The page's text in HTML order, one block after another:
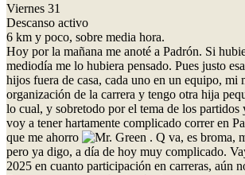
Viernes 31
Descanso activo
6 km y poco, sobre media hora.
Hoy por la mañana me anoté a Padrón. Si
mediodía me lo hubiera pensado. Pues justo
hijos fuera de casa, cada uno en un equipo, mi
organización de la carrera y tengo otra hija
lo cual, y sobretodo por el tema de los
voy a tener hartamente complicado correr en
que me ahorro
. Q va, es broma,
pero ya digo, a día de hoy muy complicado.
2025 en cuanto participación en carreras, aún